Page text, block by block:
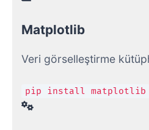
Matplotlib
Veri görselleştirme
pip install matplotlib